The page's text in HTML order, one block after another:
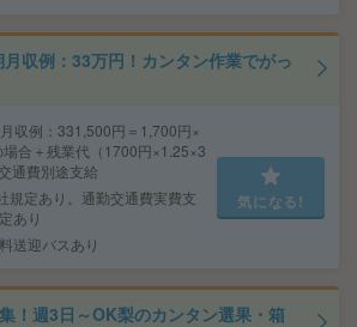
月収例：33万円！カンタン作業でがっ
収例：331,500円＝1,700円×
合＋残業代（1700円×1.25×3
通費別途支給
規定あり。通勤交通費実費支
あり
送迎バスあり
気になる!
！週3日～OK梨のカンタン選果・箱